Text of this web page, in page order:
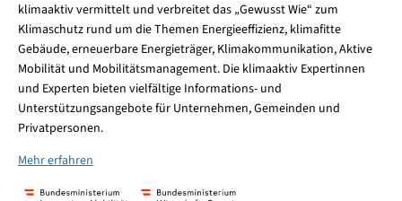
klimaaktiv vermittelt und verbreitet das „Gewusst Wie“ zum
Klimaschutz rund um die Themen Energieeffizienz, klimafitte
Gebäude, erneuerbare Energieträger, Klimakommunikation, Aktive
Mobilität und Mobilitätsmanagement. Die klimaaktiv Expertinnen
und Experten bieten vielfältige Informations- und
Unterstützungsangebote für Unternehmen, Gemeinden und
Privatpersonen.
Mehr erfahren